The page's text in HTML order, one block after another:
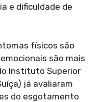
e dificuldade de
físicos são
são mais
Instituto Superior
já avaliaram
do esgotamento